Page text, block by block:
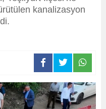
kanalizasyon